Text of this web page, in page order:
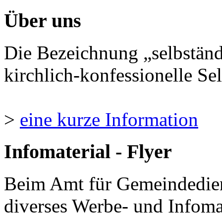
Über uns
Die Bezeichnung
kirchlich-konfessionelle
> eine kurze Information
Infomaterial - Flyer
Beim Amt für
diverses Werbe- und